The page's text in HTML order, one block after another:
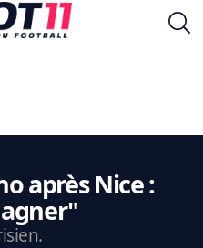
après Nice :